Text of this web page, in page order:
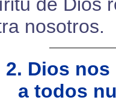
de Dios
nosotros.
2. Dios
a todos